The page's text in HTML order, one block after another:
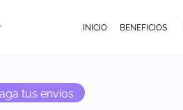
INICIO BENEFICIOS
tus envíos